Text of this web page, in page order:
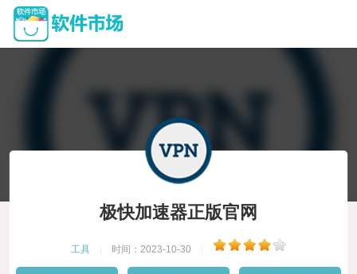
极快加速器正版官网
工具 时间：2023-10-30